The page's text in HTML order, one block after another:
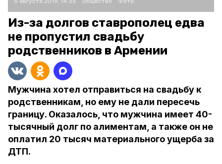
Из-за долгов ставрополец едва
не пропустил свадьбу
родственников в Армении
Мужчина хотел отправиться на свадьбу к
родственникам, но ему не дали пересечь
границу. Оказалось, что мужчина имеет 40-
тысячный долг по алиментам, а также он не
оплатил 20 тысяч материального ущерба за
ДТП.